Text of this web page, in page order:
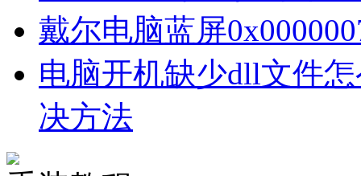
戴尔电脑蓝屏
电脑开机缺少dll文件
决方法